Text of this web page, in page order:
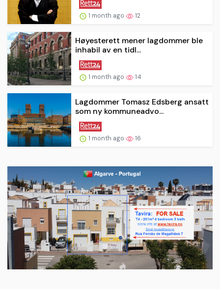
1 month ago 12
Høyesterett mener lagdommer ble
inhabil av en tidl...
1 month ago 14
Lagdommer Tomasz Edsberg ansatt
som ny kommuneadvo...
1 month ago 16